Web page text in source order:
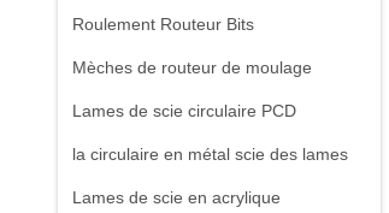
Roulement Routeur Bits
Mèches de routeur de moulage
Lames de scie circulaire PCD
la circulaire en métal scie des lames
Lames de scie en acrylique